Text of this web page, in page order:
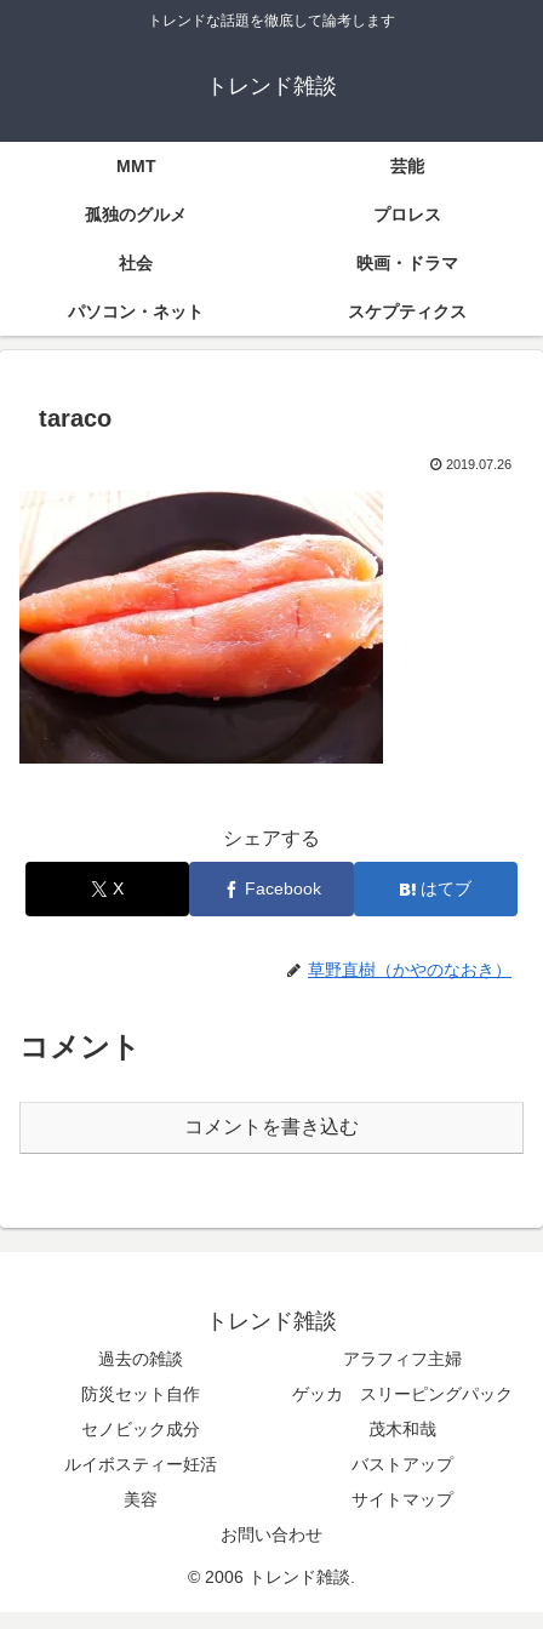
トレンドな話題を徹底して論考します
トレンド雑談
MMT 芸能
孤独のグルメ プロレス
社会 映画・ドラマ
パソコン・ネット スケプティクス
taraco
2019.07.26
シェアする
X Facebook はてブ
草野直樹（かやのなおき）
コメント
コメントを書き込む
トレンド雑談
過去の雑談
アラフィフ主婦
防災セット自作
ゲッカ スリーピングパック
セノビック成分
茂木和哉
ルイボスティー妊活
バストアップ
美容
サイトマップ
お問い合わせ
© 2006 トレンド雑談.